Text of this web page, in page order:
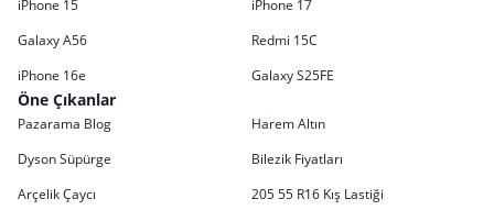
iPhone 15
iPhone 17
Galaxy A56
Redmi 15C
iPhone 16e
Galaxy S25FE
Öne Çıkanlar
Pazarama Blog
Harem Altın
Dyson Süpürge
Bilezik Fiyatları
Arçelik Çaycı
205 55 R16 Kış Lastiği